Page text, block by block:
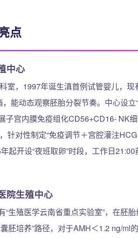
点
中心
室，1997年诞生滇首例试管婴儿，
能动态观察胚胎分裂节奏。中心设
子宫内膜免疫组化CD56+CD16- NK
针对性制定“免疫调节＋宫腔灌注
起开设“夜班取卵”时段，工作日
院生殖中心
“生殖医学云南省重点实验室”，在胚
胚培养”路径，对于AMH＜1.2 ng/ml